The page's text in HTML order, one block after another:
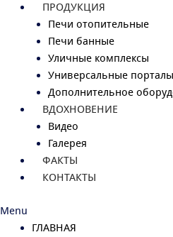
ПРОДУКЦИЯ
Печи отопительные
Печи банные
Уличные комплексы
Универсальные порталы
Дополнительное
ВДОХНОВЕНИЕ
Видео
Галерея
ФАКТЫ
КОНТАКТЫ
Menu
ГЛАВНАЯ